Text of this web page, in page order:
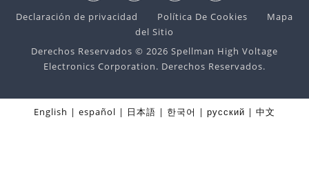
Declaración de privacidad Política De Cookies
Mapa
del Sitio
Derechos Reservados © 2026 Spellman High Voltage
Electronics Corporation. Derechos Reservados.
English español 日本語 한국어 русский 中文